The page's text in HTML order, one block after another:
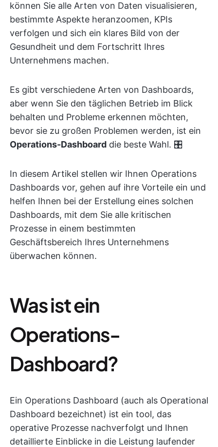
können Sie alle Arten von Daten visualisieren,
bestimmte Aspekte heranzoomen, KPIs
verfolgen und sich ein klares Bild von der
Gesundheit und dem Fortschritt Ihres
Unternehmens machen.
Es gibt verschiedene Arten von Dashboards,
aber wenn Sie den täglichen Betrieb im Blick
behalten und Probleme erkennen möchten,
bevor sie zu großen Problemen werden, ist ein
Operations-Dashboard die beste Wahl. 🎛️
In diesem Artikel stellen wir Ihnen Operations
Dashboards vor, gehen auf ihre Vorteile ein und
helfen Ihnen bei der Erstellung eines solchen
Dashboards, mit dem Sie alle kritischen
Prozesse in einem bestimmten
Geschäftsbereich Ihres Unternehmens
überwachen können.
Was ist ein
Operations-
Dashboard?
Ein Operations Dashboard (auch als Operational
Dashboard bezeichnet) ist ein tool, das
operative Prozesse nachverfolgt und Ihnen
detaillierte Einblicke in die Leistung laufender